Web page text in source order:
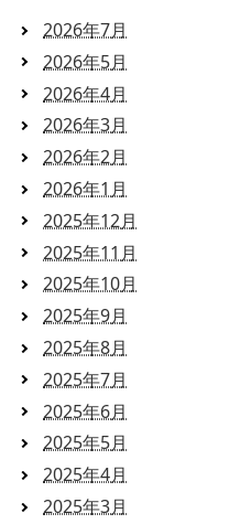
2026年7月
2026年5月
2026年4月
2026年3月
2026年2月
2026年1月
2025年12月
2025年11月
2025年10月
2025年9月
2025年8月
2025年7月
2025年6月
2025年5月
2025年4月
2025年3月